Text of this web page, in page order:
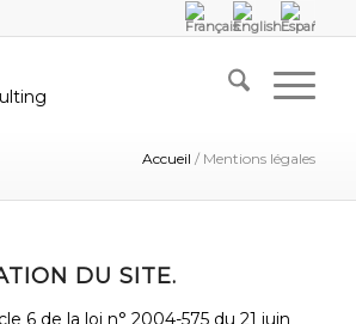
Accueil / Mentions légales
DU SITE.
6 de la loi n° 2004-575 du 21 juin